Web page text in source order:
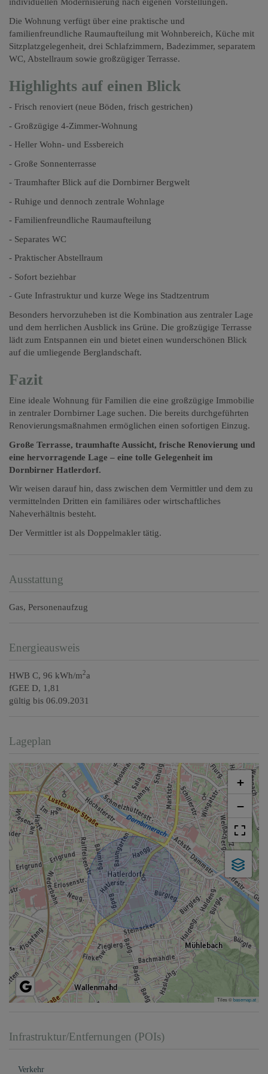
Die Wohnung verfügt über eine praktische und
familienfreundliche Raumaufteilung mit Wohnbereich, Küche mit
Sitzplatzgelegenheit, drei Schlafzimmern, Badezimmer, separatem
WC, Abstellraum sowie großzügiger Terrasse.
Highlights auf einen Blick
- Frisch renoviert (neue Böden, frisch gestrichen)
- Großzügige 4-Zimmer-Wohnung
- Heller Wohn- und Essbereich
- Große Sonnenterrasse
- Traumhafter Blick auf die Dornbirner Bergwelt
- Ruhige und dennoch zentrale Wohnlage
- Familienfreundliche Raumaufteilung
- Separates WC
- Praktischer Abstellraum
- Sofort beziehbar
- Gute Infrastruktur und kurze Wege ins Stadtzentrum
Besonders hervorzuheben ist die Kombination aus zentraler Lage
und dem herrlichen Ausblick ins Grüne. Die großzügige Terrasse
lädt zum Entspannen ein und bietet einen wunderschönen Blick
auf die umliegende Berglandschaft.
Fazit
Eine ideale Wohnung für Familien die eine großzügige Immobilie
in zentraler Dornbirner Lage suchen. Die bereits durchgeführten
Renovierungsmaßnahmen ermöglichen einen sofortigen Einzug.
Große Terrasse, traumhafte Aussicht, frische Renovierung und
eine hervorragende Lage – eine tolle Gelegenheit im
Dornbirner Hatlerdorf.
Wir weisen darauf hin, dass zwischen dem Vermittler und dem zu
vermittelnden Dritten ein familiäres oder wirtschaftliches
Naheverhältnis besteht.
Der Vermittler ist als Doppelmakler tätig.
Ausstattung
Gas Personenaufzug
Energieausweis
HWB C, 96 kWh/m2a
fGEE D, 1,81
gültig bis 06.09.2031
Lageplan
+
−
Tiles ©basemap.at
Infrastruktur/Entfernungen (POIs)
Verkehr